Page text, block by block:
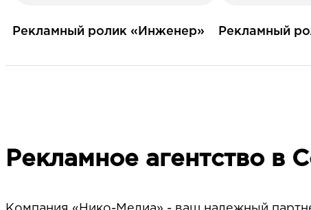
Рекламный ролик «Инженер» Рекламный
Рекламное агентство в